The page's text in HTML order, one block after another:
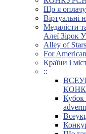
Що я
Віртуальні
Медалісти
Алеї Зірок
Alley of
For
Країни і
::
Кубок